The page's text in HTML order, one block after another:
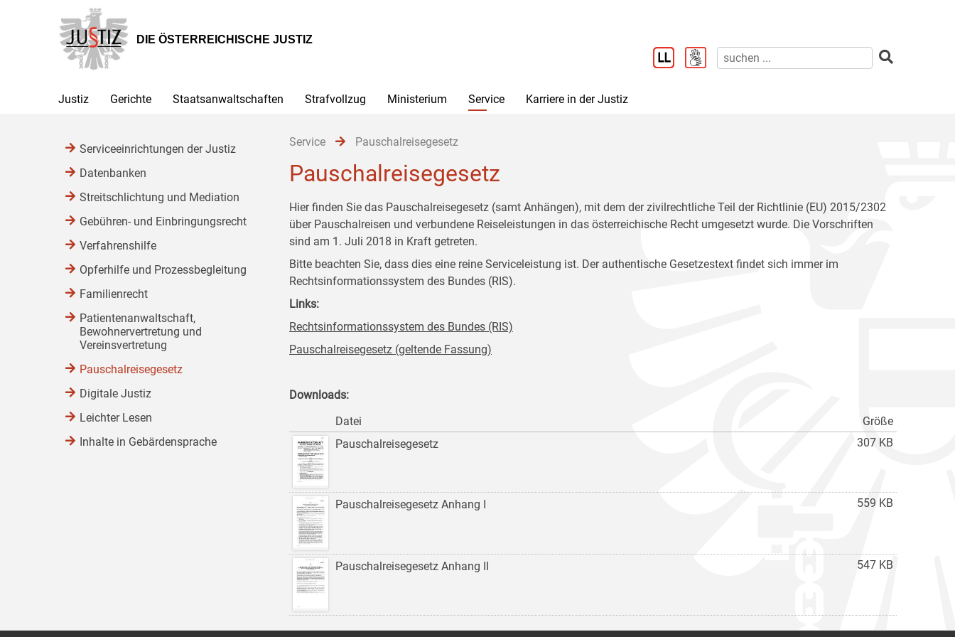
Hauptnavigation
[1]
Inhalt
[2]
Untermenü
[3]
DIE ÖSTERREICHISCHE JUSTIZ
Justiz Gerichte Staatsanwaltschaften Strafvollzug Ministerium Service Karriere in der Justiz
Service Pauschalreisegesetz
Pauschalreisegesetz
Hier finden Sie das Pauschalreisegesetz (samt Anhängen), mit dem der zivilrechtliche Teil der Richtlinie (EU) 2015/2302
über Pauschalreisen und verbundene Reiseleistungen in das österreichische Recht umgesetzt wurde. Die Vorschriften
sind am 1. Juli 2018 in Kraft getreten.
Bitte beachten Sie, dass dies eine reine Serviceleistung ist. Der authentische Gesetzestext findet sich immer im
Rechtsinformationssystem des Bundes (RIS).
Links:
Rechtsinformationssystem des Bundes (RIS)
Pauschalreisegesetz (geltende Fassung)
Downloads:
Größe
Datei
307 KB
Pauschalreisegesetz
559 KB
Pauschalreisegesetz Anhang I
547 KB
Pauschalreisegesetz Anhang II
Serviceeinrichtungen der Justiz
Datenbanken
Streitschlichtung und Mediation
Gebühren- und Einbringungsrecht
Verfahrenshilfe
Opferhilfe und Prozessbegleitung
Familienrecht
Patientenanwaltschaft,
Bewohnervertretung und
Vereinsvertretung
Pauschalreisegesetz
Digitale Justiz
Leichter Lesen
Inhalte in Gebärdensprache